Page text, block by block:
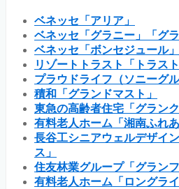
ベネッセ「アリア」
ベネッセ「グラニー」「グラ
ベネッセ「ボンセジュール」
リゾートトラスト「トラス
プラウドライフ（ソニーグ
積和「グランドマスト」
東急の高齢者住宅「グランク
有料老人ホーム「湘南ふれあ
長谷工シニアウェルデザイ
ス」
住友林業グループ「グランフ
有料老人ホーム「ロングライ